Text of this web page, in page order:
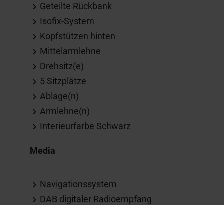
Geteilte Rückbank
Isofix-System
Kopfstützen hinten
Mittelarmlehne
Drehsitz(e)
5 Sitzplätze
Ablage(n)
Armlehne(n)
Interieurfarbe Schwarz
Media
Navigationssystem
DAB digitaler Radioempfang